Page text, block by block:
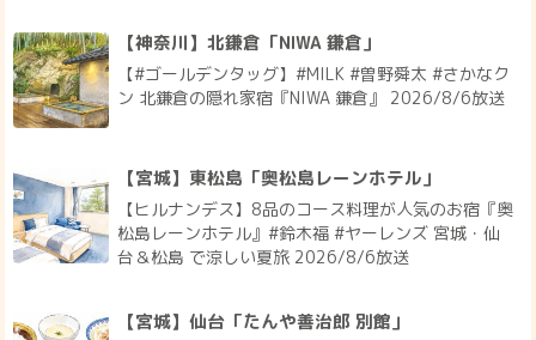
【神奈川】北鎌倉「NIWA 鎌倉」
【#ゴールデンタッグ】#MILK #曽野舜太 #さかなク
ン 北鎌倉の隠れ家宿『NIWA 鎌倉』 2026/8/6放送
【宮城】東松島「奥松島レーンホテル」
【ヒルナンデス】8品のコース料理が人気のお宿『奥
松島レーンホテル』#鈴木福 #ヤーレンズ 宮城・仙
台＆松島 で涼しい夏旅 2026/8/6放送
【宮城】仙台「たんや善治郎 別館」